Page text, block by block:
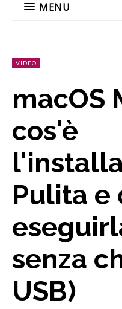
MENU
VIDEO
macOS
cos'è
Pulita e
senza
USB)